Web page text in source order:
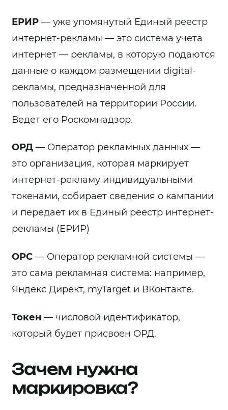
ЕРИР— уже упомянутый Единый реестр
интернет-рекламы — это система учета
интернет — рекламы, в которую подаются
данные о каждом размещении digital-
рекламы, предназначенной для
пользователей на территории России.
Ведет его Роскомнадзор.
ОРД— Оператор рекламных данных —
это организация, которая маркирует
интернет-рекламу индивидуальными
токенами, собирает сведения о кампании
и передает их в Единый реестр интернет-
рекламы (ЕРИР)
ОРС— Оператор рекламной системы —
это сама рекламная система: например,
Яндекс Директ, myTarget и ВКонтакте.
Токен— числовой идентификатор,
который будет присвоен ОРД.
Зачем нужна
маркировка?